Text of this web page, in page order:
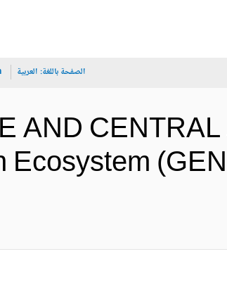
الصفحة باللغة: العربية
AND
Ecosystem